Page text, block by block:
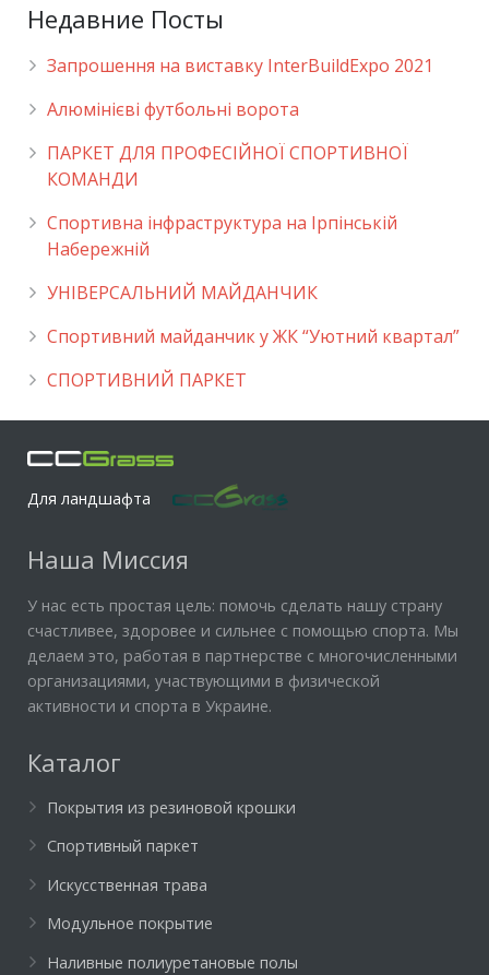
Недавние Посты
Запрошення на виставку InterBuildExpo 2021
Алюмінієві футбольні ворота
ПАРКЕТ ДЛЯ ПРОФЕСІЙНОЇ СПОРТИВНОЇ
КОМАНДИ
Спортивна інфраструктура на Ірпінській
Набережній
УНІВЕРСАЛЬНИЙ МАЙДАНЧИК
Cпортивний майданчик у ЖК “Уютний квартал”
СПОРТИВНИЙ ПАРКЕТ
Для ландшафта
Наша Миссия
У нас есть простая цель: помочь сделать нашу страну
счастливее, здоровее и сильнее с помощью спорта. Мы
делаем это, работая в партнерстве с многочисленными
организациями, участвующими в физической
активности и спорта в Украине.
Каталог
Покрытия из резиновой крошки
Спортивный паркет
Искусственная трава
Модульное покрытие
Наливные полиуретановые полы